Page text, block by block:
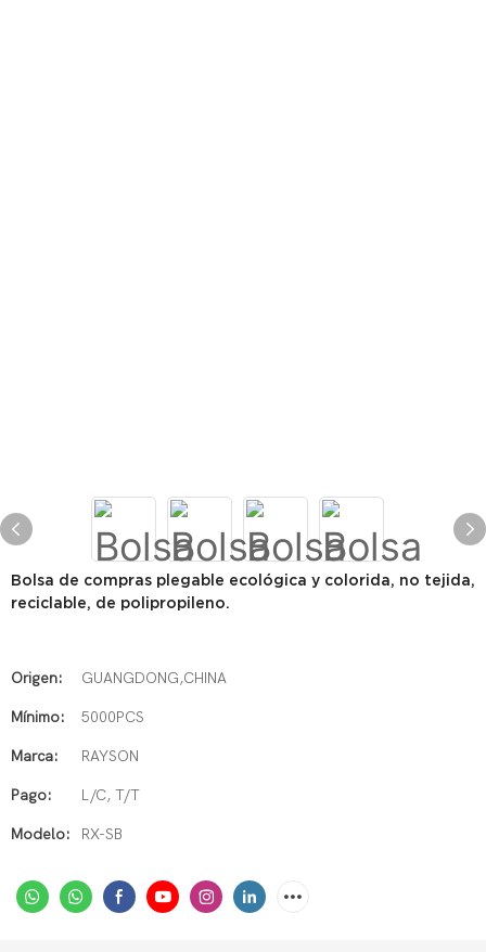
Bolsa de compras plegable ecológica y colorida, no tejida,
reciclable, de polipropileno.
Origen: GUANGDONG,CHINA
Mínimo: 5000PCS
Marca: RAYSON
Pago: L/C, T/T
Modelo: RX-SB